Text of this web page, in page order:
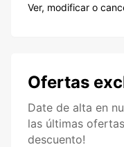
Ver, modificar o
Ofertas
Date de alta en
las últimas
descuento!